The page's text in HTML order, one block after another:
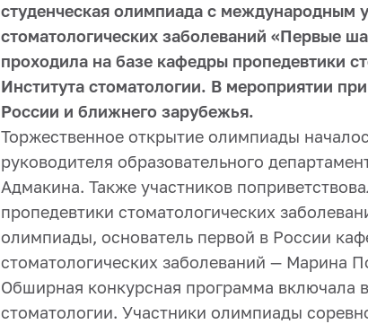
студенческая олимпиада с международным
стоматологических заболеваний «Первые
проходила на базе кафедры пропедевтики
Института стоматологии. В мероприятии
России и ближнего зарубежья.
Торжественное открытие олимпиады
руководителя образовательного
Адмакина. Также участников
пропедевтики стоматологических
олимпиады, основатель первой в России
стоматологических заболеваний — Марина
Обширная конкурсная программа включала
стоматологии. Участники олимпиады